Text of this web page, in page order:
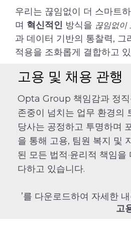
우리는 끊임없이 더 스마트
며 혁신적인 방식을 끊임없이
과 데이터 기반의 통찰력, 그
적용을 조화롭게 결합하고
고용 및 채용 관행
Opta Group 책임감과 정직
존중이 넘치는 업무 환경의
당사는 공정하고 투명하며
을 통해 고용, 팀원 복지 및
된 모든 법적·윤리적 책임
다하고 있습니다.
’를 다운로드하여 자세한
고